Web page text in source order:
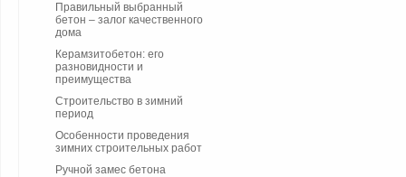
Правильный выбранный
бетон – залог качественного
дома
Керамзитобетон: его
разновидности и
преимущества
Строительство в зимний
период
Особенности проведения
зимних строительных работ
Ручной замес бетона